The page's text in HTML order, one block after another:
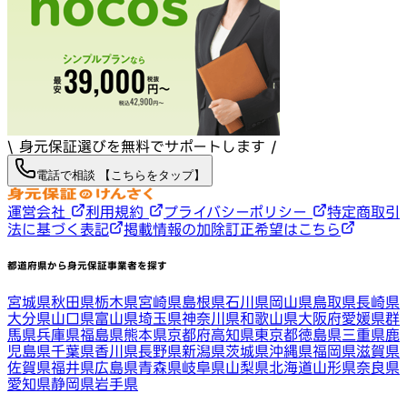
\ 身元保証選びを無料でサポートします /
電話で相談 【こちらをタップ】
運営会社 利用規約 プライバシーポリシー
特定商取引
法に基づく表記
掲載情報の加除訂正希望はこちら
都道府県から身元保証事業者を探す
宮城県秋田県栃木県宮崎県島根県石川県岡山県鳥取県長崎県
大分県山口県富山県埼玉県神奈川県和歌山県大阪府愛媛県群
馬県兵庫県福島県熊本県京都府高知県東京都徳島県三重県鹿
児島県千葉県香川県長野県新潟県茨城県沖縄県福岡県滋賀県
佐賀県福井県広島県青森県岐阜県山梨県北海道山形県奈良県
愛知県静岡県岩手県